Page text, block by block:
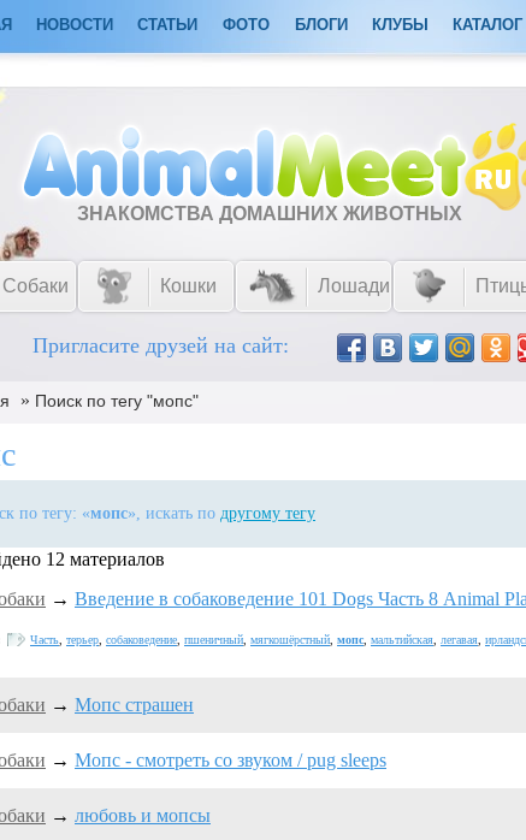
НОВОСТИ СТАТЬИ ФОТО БЛОГИ КЛУБЫ КАТАЛОГ
ЗНАКОМСТВА ДОМАШНИХ ЖИВОТНЫХ
Собаки Кошки Лошади
Пригласите друзей на сайт:
» Поиск по тегу "мопс"
по тегу: «мопс», искать по другому тегу
12 материалов
→ Введение в собаковедение 101 Dogs Часть 8 Animal
Часть терьер собаковедение пшеничный мягкошёрстный мопс мальтийская легавая
→ Мопс страшен
→ Мопс - смотреть со звуком / pug sleeps
→ любовь и мопсы